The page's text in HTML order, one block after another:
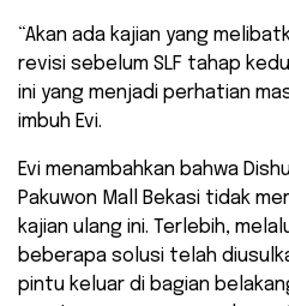
“Akan ada kajian yang
revisi sebelum SLF tahap
ini yang menjadi perhatian
imbuh Evi.
Evi menambahkan bahwa
Pakuwon Mall Bekasi tidak
kajian ulang ini. Terlebih,
beberapa solusi telah
pintu keluar di bagian